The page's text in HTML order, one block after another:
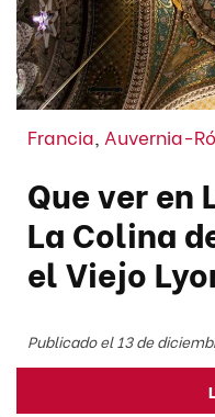
Francia, Auvernia-
Que ver en
La Colina
el Viejo
Publicado el 13 de